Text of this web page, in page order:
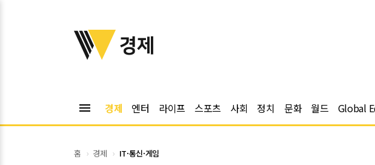
위키트리
경제
menu 경제 엔터 라이프 스포츠 사회 정치 문화 월드 Global
홈 경제 IT·통신·게임